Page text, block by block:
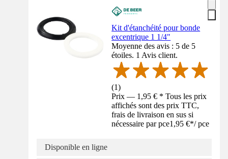
Kit d'étanchéité pour bonde
excentrique 1 1/4"
Moyenne des avis : 5 de 5
étoiles. 1 Avis client.
(1)
Prix — 1,95 € * Tous les prix
affichés sont des prix TTC,
frais de livraison en sus si
nécessaire par pce1,95 €*/ pce
Disponible en ligne